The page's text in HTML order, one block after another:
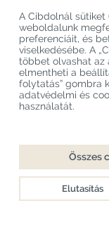
Legújabb CBD
A Cibdolnál sütiket
weboldalunk
preferenciáit, és
viselkedésébe. A
többet olvashat az
elmentheti a
folytatás” gombra
adatvédelmi és
használatát.
Összes
Elutasítás
Cibdol bv,